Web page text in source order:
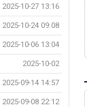
2025-10-27 13:16
2025-10-24 09:08
2025-10-06 13:04
2025-10-02
2025-09-14 14:57
2025-09-08 22:12